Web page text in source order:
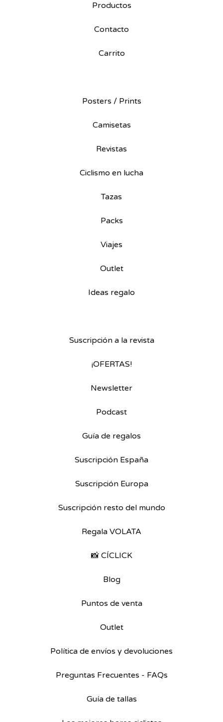
Productos
Contacto
Carrito
Posters / Prints
Camisetas
Revistas
Ciclismo en lucha
Tazas
Packs
Viajes
Outlet
Ideas regalo
Suscripción a la revista
¡OFERTAS!
Newsletter
Podcast
Guía de regalos
Suscripción España
Suscripción Europa
Suscripción resto del mundo
Regala VOLATA
📸 CÍCLICK
Blog
Puntos de venta
Outlet
Política de envíos y devoluciones
Preguntas Frecuentes - FAQs
Guía de tallas